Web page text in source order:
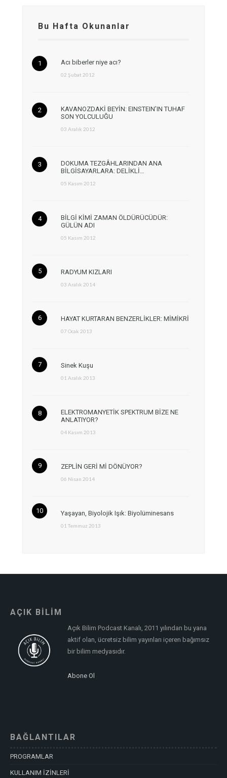
Bu Hafta Okunanlar
Acı biberler niye acı?
02 Şubat 2012
KAVANOZDAKİ BEYİN: EINSTEIN’IN TUHAF
SON YOLCULUĞU
03 Aralık 2012
DOKUMA TEZGÂHLARINDAN ANA
BİLGİSAYARLARA: DELİKLİ…
05 Kasım 2012
BİLGİ KİMİ ZAMAN ÖLDÜRÜCÜDÜR:
GÜLÜN ADI
05 Kasım 2012
RADYUM KIZLARI
03 Aralık 2014
HAYAT KURTARAN BENZERLİKLER: MİMİKRİ
07 Ocak 2013
Sinek Kuşu
01 Aralık 2013
ELEKTROMANYETİK SPEKTRUM BİZE NE
ANLATIYOR?
04 Kasım 2013
ZEPLİN GERİ Mİ DÖNÜYOR?
06 Nisan 2014
Yaşayan, Biyolojik Işık: Biyolüminesans
01 Temmuz 2013
AÇIK BİLİM
Açık Bilim Podcast Kanalı, 2011 yılından bu yana
aktif olan, ücretsiz bilim yayınları içeren bağımsız
bir bilim medyasıdır.
Abone Ol
BAĞLANTILAR
PROGRAMLAR
KULLANIM İZİNLERİ